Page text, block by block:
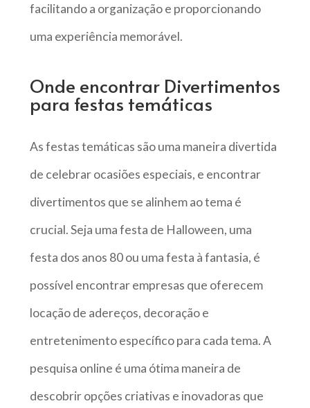
facilitando a organização e proporcionando
uma experiência memorável.
Onde encontrar Divertimentos
para festas temáticas
As festas temáticas são uma maneira divertida
de celebrar ocasiões especiais, e encontrar
divertimentos que se alinhem ao tema é
crucial. Seja uma festa de Halloween, uma
festa dos anos 80 ou uma festa à fantasia, é
possível encontrar empresas que oferecem
locação de adereços, decoração e
entretenimento específico para cada tema. A
pesquisa online é uma ótima maneira de
descobrir opções criativas e inovadoras que